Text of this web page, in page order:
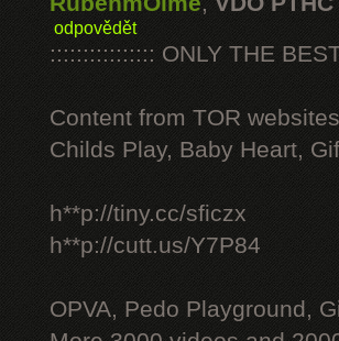
odpovědět
:::::::::::::::: ONLY THE
Content from TOR
Childs Play, Baby Heart,
h**p://tiny.cc/sficzx
h**p://cutt.us/Y7P84
OPVA, Pedo Playground,